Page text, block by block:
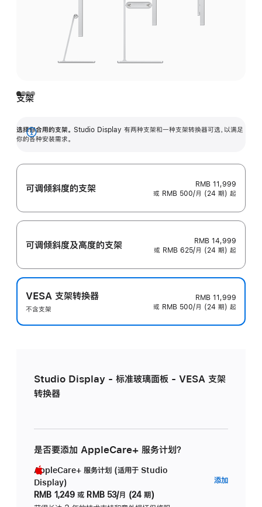
支架
选择你合用的支架。 Studio Display 有两种支架和一种支架转换器可选，以满足
你的各种安装需求。
展
可调倾斜度的支架
RMB 11,999
或 RMB 500/月 (24 期) 起
可调倾斜度及高‍度的支‍架
RMB 14,999
或 RMB 625/月 (24 期) 起
VESA 支架转换器
不含支架
RMB 11,999
或 RMB 500/月 (24 期) 起
Studio Display - 标准玻璃面板 - VESA 支架
转换器
是否要添加 AppleCare+ 服务计划？
AppleCare+ 服务计划 (适用于 Studio
Display)
RMB 1,249 或 RMB 53/月 (24 期)
添加